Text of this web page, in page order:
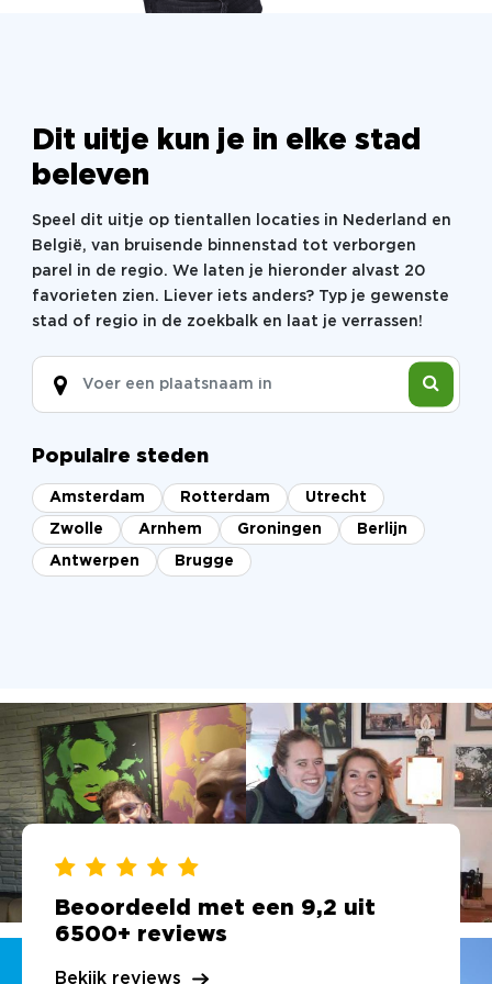
Dit uitje kun je in elke stad
beleven
Speel dit uitje op tientallen locaties in Nederland en
België, van bruisende binnenstad tot verborgen
parel in de regio. We laten je hieronder alvast 20
favorieten zien. Liever iets anders? Typ je gewenste
stad of regio in de zoekbalk en laat je verrassen!
Populaire steden
Amsterdam Rotterdam Utrecht
Zwolle Arnhem Groningen Berlijn
Antwerpen Brugge
Beoordeeld met een 9,2 uit
6500+ reviews
Bekijk reviews